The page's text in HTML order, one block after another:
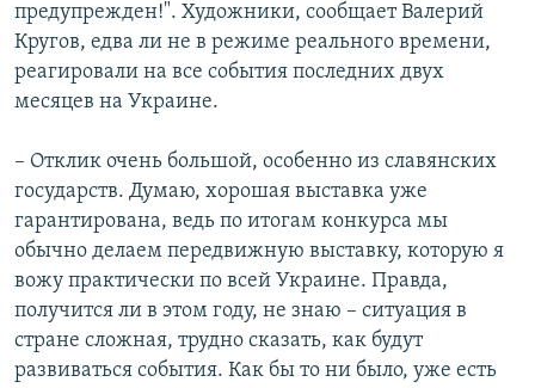
предупрежден!". Художники, сообщает Валерий
Кругов, едва ли не в режиме реального времени,
реагировали на все события последних двух
месяцев на Украине.
– Отклик очень большой, особенно из славянских
государств. Думаю, хорошая выставка уже
гарантирована, ведь по итогам конкурса мы
обычно делаем передвижную выставку, которую я
вожу практически по всей Украине. Правда,
получится ли в этом году, не знаю – ситуация в
стране сложная, трудно сказать, как будут
развиваться события. Как бы то ни было, уже есть